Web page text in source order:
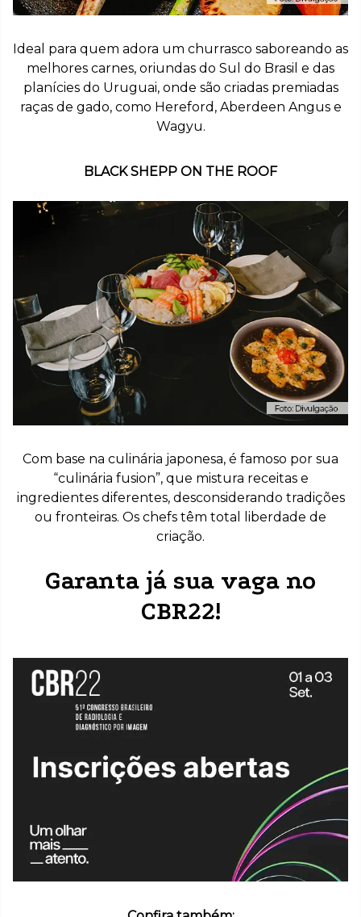
Ideal para quem adora um churrasco saboreando as
melhores carnes, oriundas do Sul do Brasil e das
planícies do Uruguai, onde são criadas premiadas
raças de gado, como Hereford, Aberdeen Angus e
Wagyu.
BLACK SHEPP ON THE ROOF
Com base na culinária japonesa, é famoso por sua
“culinária fusion”, que mistura receitas e
ingredientes diferentes, desconsiderando tradições
ou fronteiras. Os chefs têm total liberdade de
criação.
Garanta já sua vaga no
CBR22!